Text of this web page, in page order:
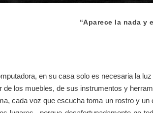
“Aparece la nada y
en su casa solo es necesaria la
de los muebles, de sus instrumentos y
cada voz que escucha toma un rostro y